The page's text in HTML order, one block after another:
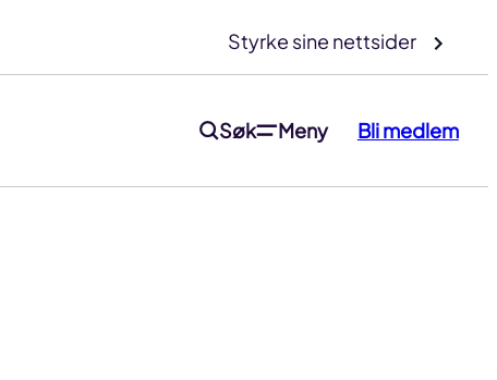
Styrke sine nettsider
Søk Meny Bli medlem